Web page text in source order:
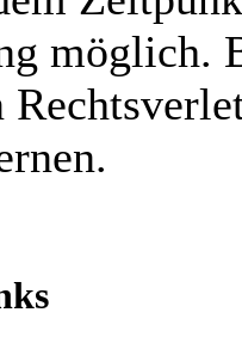
möglich.